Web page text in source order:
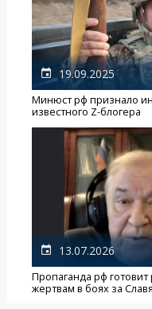
19.09.2025
Минюст рф признало
известного Z-блогера
13.07.2026
Пропаганда рф
жертвам в боях за